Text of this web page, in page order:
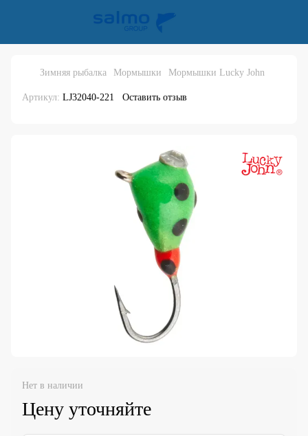
Зимняя рыбалка Мормышки Мормышки Lucky John
Артикул: LJ32040-221 Оставить отзыв
Нет в наличии
Цену уточняйте